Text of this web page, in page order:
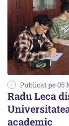
Publicat pe 05
Radu Leca
academic